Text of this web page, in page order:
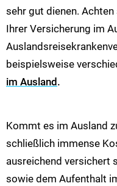
sehr gut dienen.
Ihrer Versicherung im
beispielsweise
im Ausland.
Kommt es im Ausland
schließlich immense
ausreichend versichert
sowie dem Aufenthalt